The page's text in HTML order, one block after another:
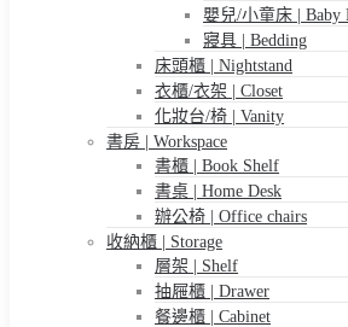
嬰兒/小童床 | Baby
寢具 | Bedding
床頭櫃 | Nightstand
衣櫃/衣架 | Closet
化妝台/椅 | Vanity
書房 | Workspace
書櫃 | Book Shelf
書桌 | Home Desk
辦公椅 | Office chairs
收納櫃 | Storage
層架 | Shelf
抽屜櫃 | Drawer
餐邊櫃 | Cabinet